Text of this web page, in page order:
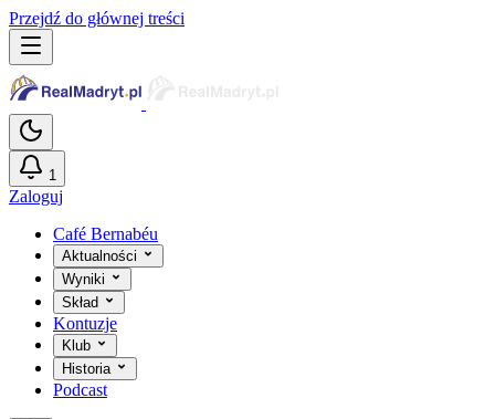
Przejdź do głównej treści
1
Zaloguj
Café Bernabéu
Aktualności
Wyniki
Skład
Kontuzje
Klub
Historia
Podcast